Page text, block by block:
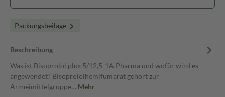
Packungsbeilage
Beschreibung
Was ist Bisoprolol plus 5/12,5-1A Pharma und wofür wird es
angewendet? Bisoprololhemifumarat gehört zur
Arzneimittelgruppe… Mehr